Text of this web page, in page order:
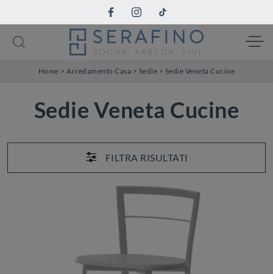
Home >Arredamento Casa > Sedie > Sedie Veneta Cucine
Sedie Veneta Cucine
FILTRA RISULTATI